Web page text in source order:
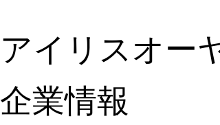
アイリスオー
企業情報